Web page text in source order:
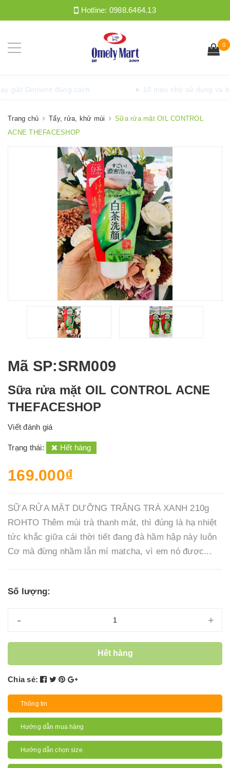
Hotline: 0988.6464.13
0
máy giặt Denkmit đúng cách ➤ 10 mẹo nhỏ sử
Trang chủ Tẩy, rửa, khử mùi
Sữa rửa mặt OIL CONTROL
ACNE THEFACESHOP
Mã SP:SRM009
Sữa rửa mặt OIL CONTROL ACNE
THEFACESHOP
Viết đánh giá
Trạng thái: Hết hàng
169.000₫
SỮA RỬA MẶT DƯỠNG TRẮNG TRÀ XANH 210g
ROHTO Thêm mùi trà thanh mát, thì đúng là hạ nhiệt
tức khắc giữa cái thời tiết đang đà hầm hập này luôn
Cơ mà đừng nhầm lẫn mí matcha, vì em nó được...
Số lượng:
- +
Hết hàng
Chia sẻ:
Thông tin
Hướng dẫn mua hàng
Hướng dẫn chọn size